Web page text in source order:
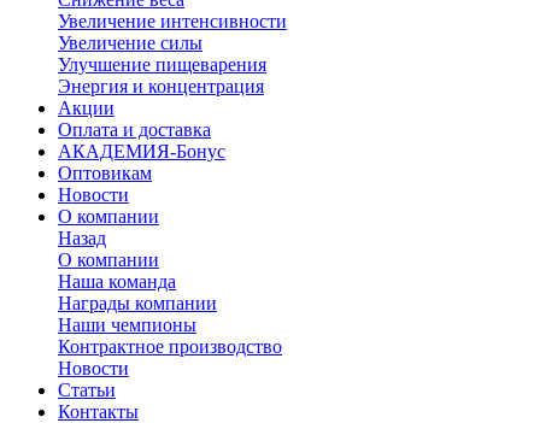
Увеличение интенсивности
Увеличение силы
Улучшение пищеварения
Энергия и концентрация
Акции
Оплата и доставка
АКАДЕМИЯ-Бонус
Оптовикам
Новости
О компании
Назад
О компании
Наша команда
Награды компании
Наши чемпионы
Контрактное производство
Новости
Статьи
Контакты